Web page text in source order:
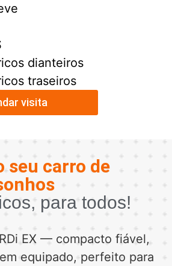
dianteiros
traseiros
visita
seu carro de
para todos!
EX — compacto fiável,
equipado, perfeito para